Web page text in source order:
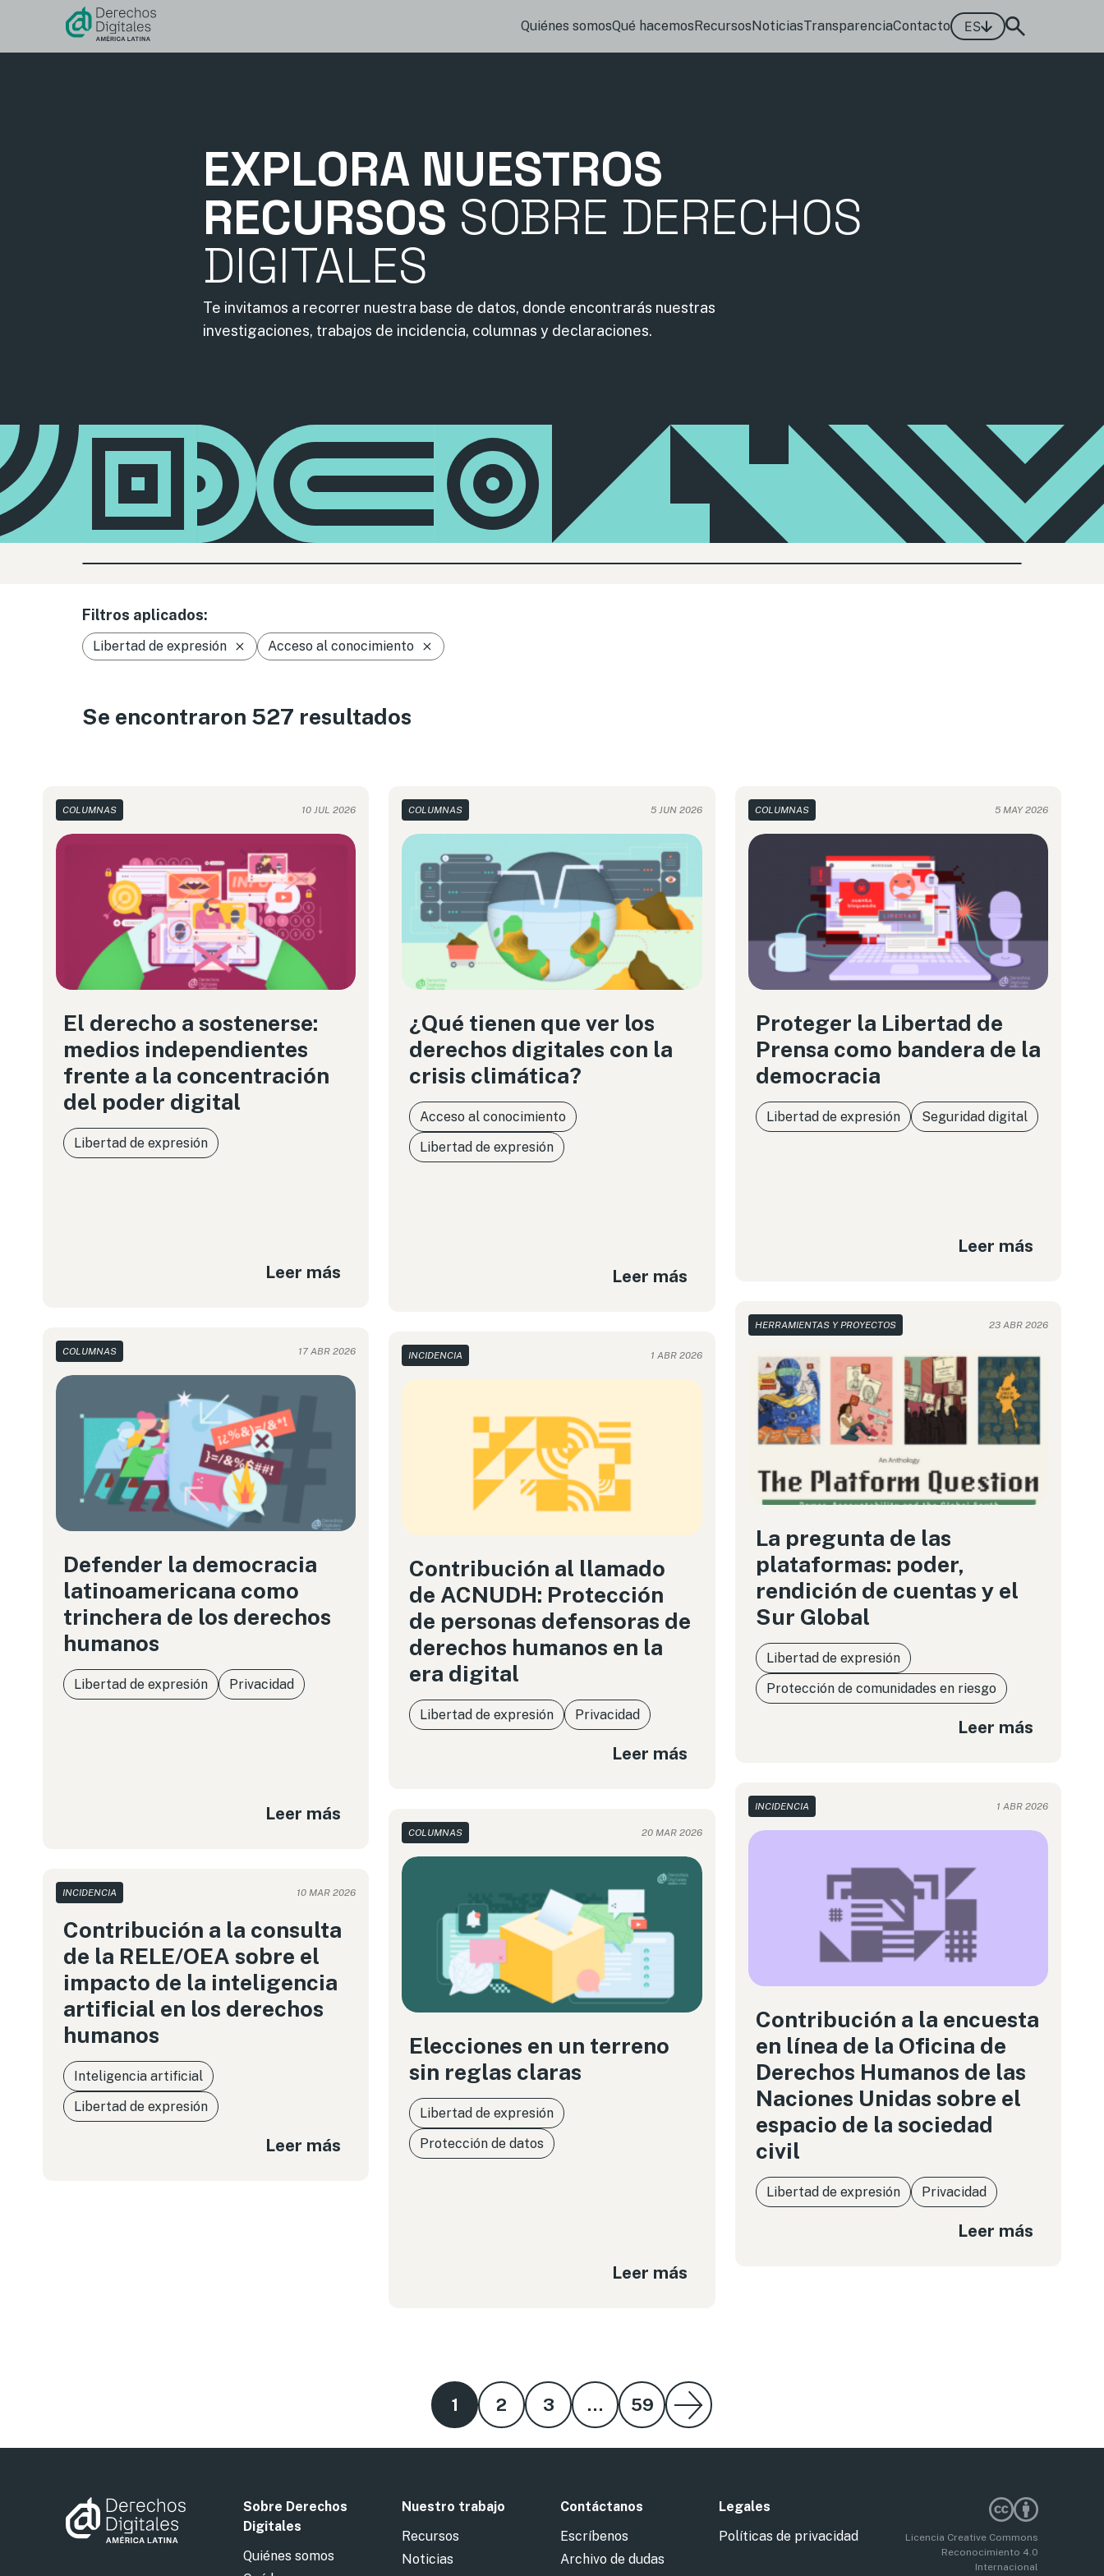
Quiénes somosQué hacemosRecursosNoticiasTransparenciaContacto ES
EXPLORA NUESTROS
RECURSOS SOBRE DERECHOS
DIGITALES
Te invitamos a recorrer nuestra base de datos, donde encontrarás nuestras
investigaciones, trabajos de incidencia, columnas y declaraciones.
Filtros aplicados:
Libertad de expresión Acceso al conocimiento
Se encontraron 527 resultados
COLUMNAS 10 JUL 2026
El derecho a sostenerse:
medios independientes
frente a la concentración
del poder digital
Libertad de expresión
Leer más
COLUMNAS 5 JUN 2026
¿Qué tienen que ver los
derechos digitales con la
crisis climática?
Acceso al conocimiento
Libertad de expresión
Leer más
COLUMNAS 5 MAY 2026
Proteger la Libertad de
Prensa como bandera de la
democracia
Libertad de expresión Seguridad digital
Leer más
HERRAMIENTAS Y PROYECTOS 23 ABR 2026
La pregunta de las
plataformas: poder,
rendición de cuentas y el
Sur Global
Libertad de expresión
Protección de comunidades en riesgo
Leer más
COLUMNAS 17 ABR 2026
Defender la democracia
latinoamericana como
trinchera de los derechos
humanos
Libertad de expresión Privacidad
Leer más
INCIDENCIA 1 ABR 2026
Contribución al llamado
de ACNUDH: Protección
de personas defensoras de
derechos humanos en la
era digital
Libertad de expresión Privacidad
Leer más
INCIDENCIA 1 ABR 2026
Contribución a la encuesta
en línea de la Oficina de
Derechos Humanos de las
Naciones Unidas sobre el
espacio de la sociedad
civil
Libertad de expresión Privacidad
Leer más
COLUMNAS 20 MAR 2026
Elecciones en un terreno
sin reglas claras
Libertad de expresión
Protección de datos
Leer más
INCIDENCIA 10 MAR 2026
Contribución a la consulta
de la RELE/OEA sobre el
impacto de la inteligencia
artificial en los derechos
humanos
Inteligencia artificial
Libertad de expresión
Leer más
1 2 3 … 59
Sobre Derechos
Digitales
Quiénes somos
Nuestro trabajo
Recursos
Noticias
Contáctanos
Escríbenos
Archivo de dudas
Legales
Políticas de privacidad
Licencia Creative Commons
Reconocimiento 4.0
Internacional